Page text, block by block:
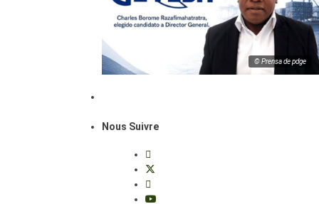
© Prensa de pdge
Nous Suivre